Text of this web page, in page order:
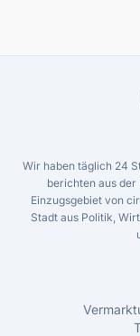
Wir haben täglich 24
berichten aus
Einzugsgebiet von
Stadt aus Politik,